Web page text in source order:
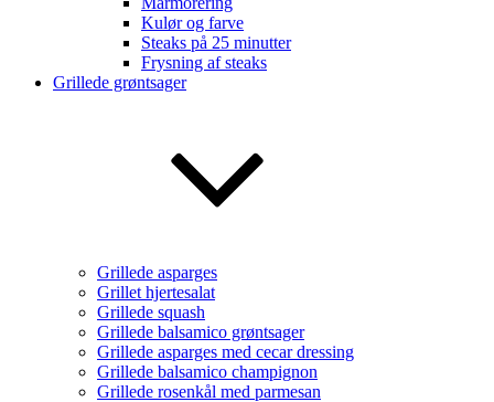
Kulør og farve
Steaks på 25 minutter
Frysning af steaks
Grillede grøntsager
Grillede asparges
Grillet hjertesalat
Grillede squash
Grillede balsamico grøntsager
Grillede asparges med cecar dressing
Grillede balsamico champignon
Grillede rosenkål med parmesan